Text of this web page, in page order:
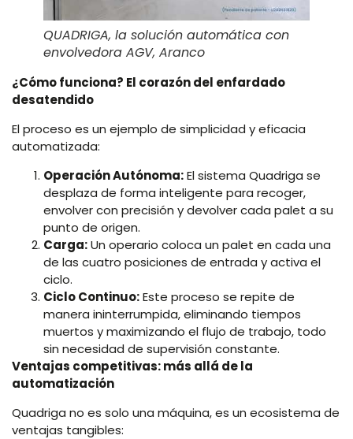
QUADRIGA, la solución automática con
envolvedora AGV, Aranco
¿Cómo funciona? El corazón del enfardado
desatendido
El proceso es un ejemplo de simplicidad y eficacia
automatizada:
Operación Autónoma:El sistema Quadriga se
desplaza de forma inteligente para recoger,
envolver con precisión y devolver cada palet a su
punto de origen.
Carga:Un operario coloca un palet en cada una
de las cuatro posiciones de entrada y activa el
ciclo.
Ciclo Continuo:Este proceso se repite de
manera ininterrumpida, eliminando tiempos
muertos y maximizando el flujo de trabajo, todo
sin necesidad de supervisión constante.
Ventajas competitivas: más allá de la
automatización
Quadriga no es solo una máquina, es un ecosistema de
ventajas tangibles: